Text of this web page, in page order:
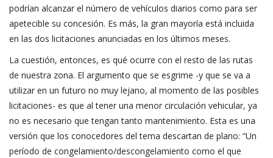
podrían alcanzar el número de vehículos diarios como para ser
apetecible su concesión. Es más, la gran mayoría está incluida
en las dos licitaciones anunciadas en los últimos meses.
La cuestión, entonces, es qué ocurre con el resto de las rutas
de nuestra zona. El argumento que se esgrime -y que se va a
utilizar en un futuro no muy lejano, al momento de las posibles
licitaciones- es que al tener una menor circulación vehicular, ya
no es necesario que tengan tanto mantenimiento. Esta es una
versión que los conocedores del tema descartan de plano: “Un
período de congelamiento/descongelamiento como el que